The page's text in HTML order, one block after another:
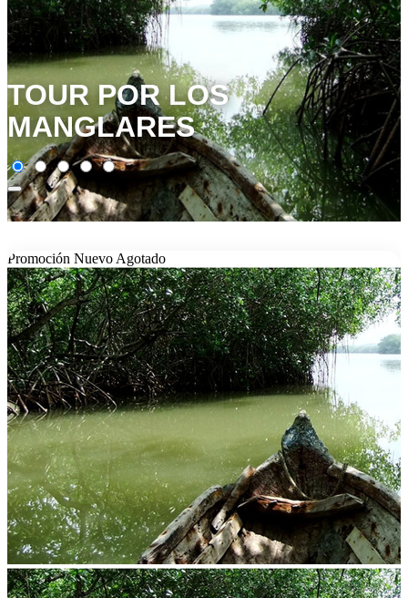
TOUR POR LOS
MANGLARES
Promoción Nuevo Agotado